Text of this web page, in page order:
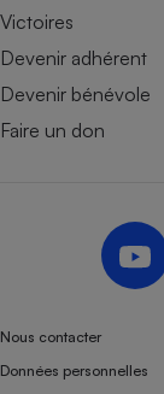
Victoires
Devenir adhérent
Devenir bénévole
Faire un don
Nous contacter
Données personnelles